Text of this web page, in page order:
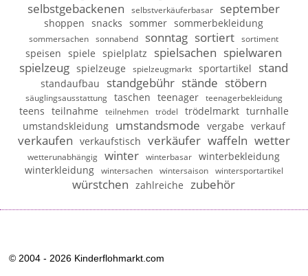
selbstgebackenen selbstverkäuferbasar september
shoppen snacks sommer sommerbekleidung
sommersachen sonnabend sonntag sortiert sortiment
speisen spiele spielplatz spielsachen spielwaren
spielzeug spielzeuge spielzeugmarkt sportartikel stand
standaufbau standgebühr stände stöbern
säuglingsausstattung taschen teenager teenagerbekleidung
teens teilnahme teilnehmen trödel trödelmarkt turnhalle
umstandskleidung umstandsmode vergabe verkauf
verkaufen verkaufstisch verkäufer waffeln wetter
wetterunabhängig winter winterbasar
winterbekleidung
winterkleidung
wintersachen wintersaison wintersportartikel
würstchen zahlreiche zubehör
© 2004 - 2026 Kinderflohmarkt.com